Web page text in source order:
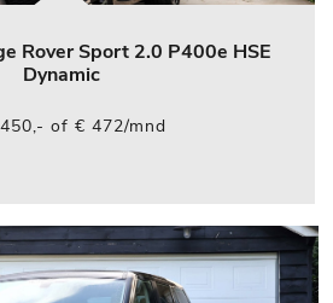
Rover Sport 2.0 P400e HSE
Dynamic
of € 472/mnd